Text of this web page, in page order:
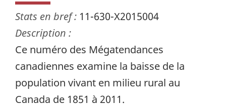
Stats en bref : 11-630-X2015004
Description :
Ce numéro des Mégatendances
canadiennes examine la baisse de la
population vivant en milieu rural au
Canada de 1851 à 2011.